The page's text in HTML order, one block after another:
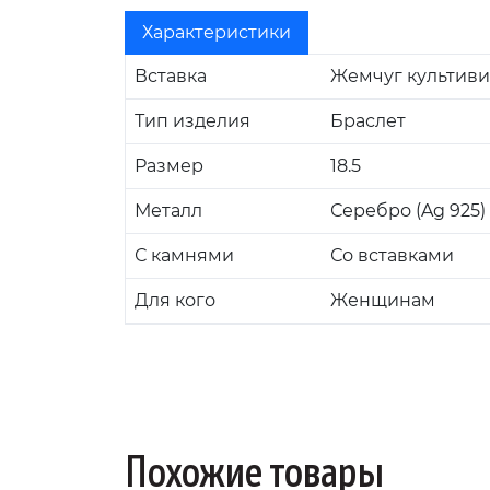
Характеристики
Вставка Жемчуг
Тип изделия Браслет
Размер 18.5
Металл Серебро (Ag 925)
С камнями Со вставками
Для кого Женщинам
Похожие товары